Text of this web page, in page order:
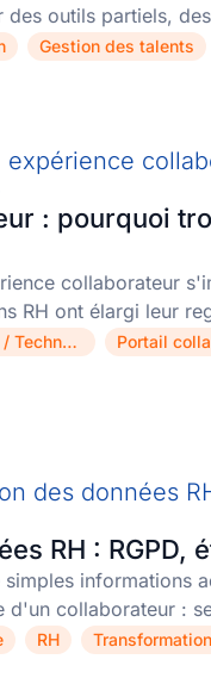
des outils partiels,
, Gestion des talents
: pourquoi
collaborateur
RH ont élargi leur
Innovation / Technologie ,
Portail
RH : RGPD,
informations
d'un collaborateur :
, RH ,